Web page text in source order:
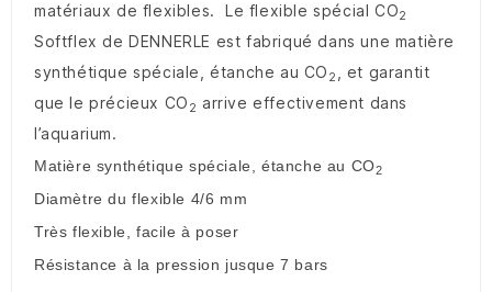
matériaux de flexibles. Le flexible spécial CO2
Softflex de DENNERLE est fabriqué dans une matière
synthétique spéciale, étanche au CO 2
, et garantit
que le précieux CO 2 arrive effectivement dans
l’aquarium.
Matière synthétique spéciale, étanche au CO2
Diamètre du flexible 4/6 mm
Très flexible, facile à poser
Résistance à la pression jusque 7 bars